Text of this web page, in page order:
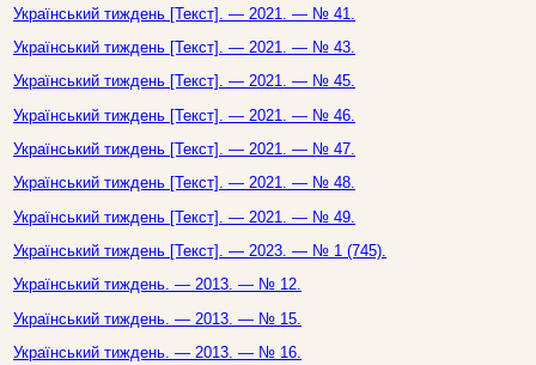
Український тиждень [Текст]. — 2021. — № 41.
Український тиждень [Текст]. — 2021. — № 43.
Український тиждень [Текст]. — 2021. — № 45.
Український тиждень [Текст]. — 2021. — № 46.
Український тиждень [Текст]. — 2021. — № 47.
Український тиждень [Текст]. — 2021. — № 48.
Український тиждень [Текст]. — 2021. — № 49.
Український тиждень [Текст]. — 2023. — № 1 (745).
Український тиждень. — 2013. — № 12.
Український тиждень. — 2013. — № 15.
Український тиждень. — 2013. — № 16.